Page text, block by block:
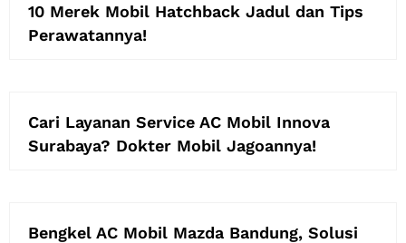
10 Merek Mobil Hatchback Jadul dan Tips
Perawatannya!
Cari Layanan Service AC Mobil Innova
Surabaya? Dokter Mobil Jagoannya!
Bengkel AC Mobil Mazda Bandung, Solusi